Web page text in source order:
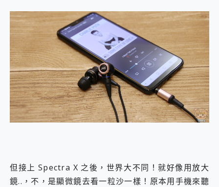
但接上 Spectra X 之後，世界大不同！就好像用放大
鏡..，不，是顯微鏡去看一粒沙一樣！原本用手機來聽